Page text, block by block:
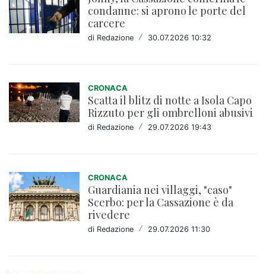
condanne: si aprono le porte del
carcere
di Redazione / 30.07.2026 10:32
CRONACA
Scatta il blitz di notte a Isola Capo
Rizzuto per gli ombrelloni abusivi
di Redazione / 29.07.2026 19:43
CRONACA
Guardiania nei villaggi, "caso"
Scerbo: per la Cassazione è da
rivedere
di Redazione / 29.07.2026 11:30